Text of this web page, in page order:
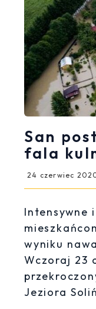
San
fala
24 czerwiec
Intensywne
wyniku
Wczoraj 23
Jeziora